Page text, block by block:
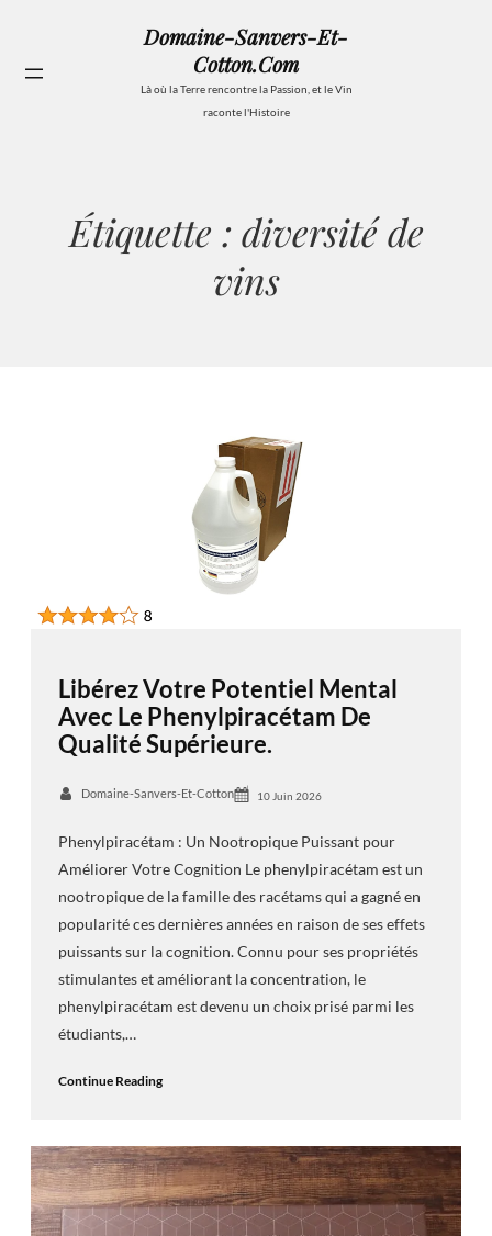
contenu
Domaine-Sanvers-Et-
Cotton.com
Là où la Terre rencontre la Passion, et le Vin
raconte l'Histoire
Étiquette : diversité de
vins
Libérez Votre Potentiel Mental
Avec Le Phenylpiracétam De
Qualité Supérieure.
Domaine-Sanvers-Et-Cotton 10 Juin 2026
Phenylpiracétam : Un Nootropique Puissant pour
Améliorer Votre Cognition Le phenylpiracétam est un
nootropique de la famille des racétams qui a gagné en
popularité ces dernières années en raison de ses effets
puissants sur la cognition. Connu pour ses propriétés
stimulantes et améliorant la concentration, le
phenylpiracétam est devenu un choix prisé parmi les
étudiants,…
Continue Reading